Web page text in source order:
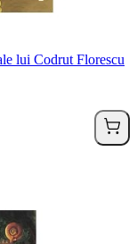
lui Codrut Florescu